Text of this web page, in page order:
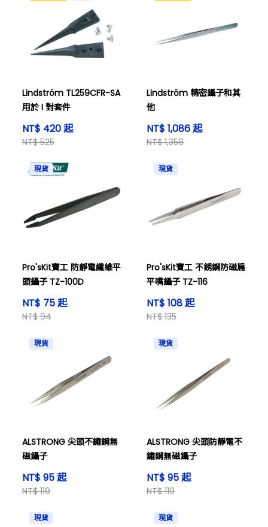
Lindström TL259CFR-SA
用於 I 對套件
NT$ 420 起
NT$ 525
Lindström 精密鑷子和其
他
NT$ 1,086 起
NT$ 1,358
現貨
Pro'sKit寶工 防靜電纖維平
頭鑷子 TZ-100D
NT$ 75 起
NT$ 94
現貨
Pro'sKit寶工 不銹鋼防磁扁
平嘴鑷子 TZ-116
NT$ 108 起
NT$ 135
現貨
ALSTRONG 尖頭不鏽鋼無
磁鑷子
NT$ 95 起
NT$ 119
現貨
ALSTRONG 尖頭防靜電不
鏽鋼無磁鑷子
NT$ 95 起
NT$ 119
現貨 現貨